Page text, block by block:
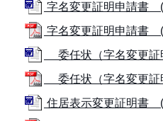
字名変更証明申請書
字名変更証明申請書
委任状（字名変更
委任状（字名変更
住居表示変更証明書